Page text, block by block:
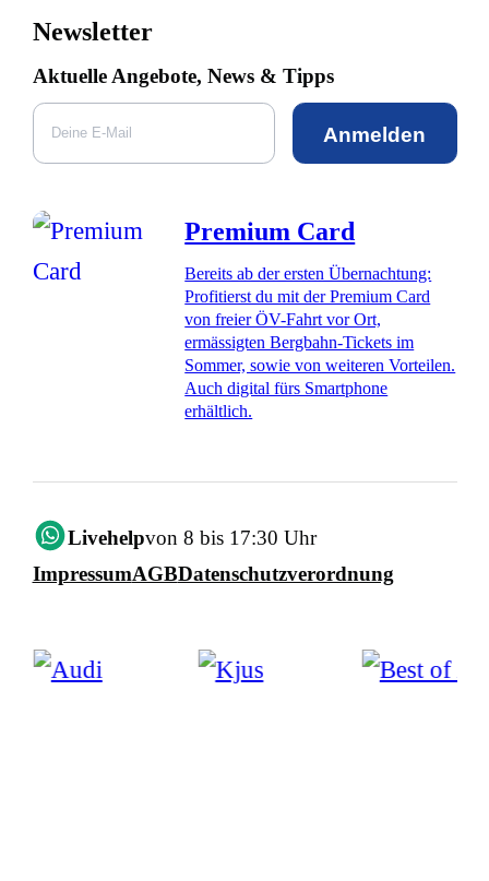
Newsletter
Aktuelle Angebote, News & Tipps
Anmelden
Premium Card
Bereits ab der ersten Übernachtung:
Profitierst du mit der Premium Card
von freier ÖV-Fahrt vor Ort,
ermässigten Bergbahn-Tickets im
Sommer, sowie von weiteren Vorteilen.
Auch digital fürs Smartphone
erhältlich.
Livehelpvon 8 bis 17:30 Uhr
ImpressumAGBDatenschutzverordnung